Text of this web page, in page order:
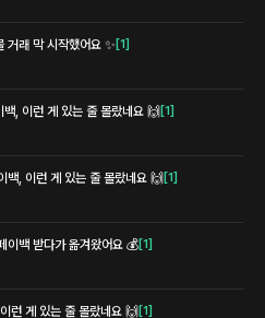
거래 막 시작했어요 ✨ [1]
, 이런 게 있는 줄 몰랐네요 🙌 [1]
, 이런 게 있는 줄 몰랐네요 🙌 [1]
이백 받다가 옮겨왔어요 💰[1]
런 게 있는 줄 몰랐네요 🙌 [1]